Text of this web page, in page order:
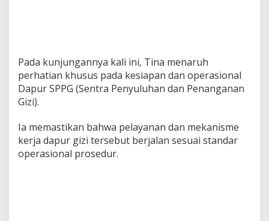
Pada kunjungannya kali ini, Tina menaruh
perhatian khusus pada kesiapan dan operasional
Dapur SPPG (Sentra Penyuluhan dan Penanganan
Gizi).
Ia memastikan bahwa pelayanan dan mekanisme
kerja dapur gizi tersebut berjalan sesuai standar
operasional prosedur.